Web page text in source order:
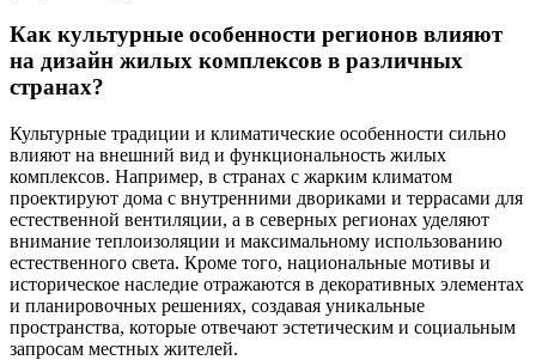
Как культурные особенности регионов влияют
на дизайн жилых комплексов в различных
странах?
Культурные традиции и климатические особенности сильно
влияют на внешний вид и функциональность жилых
комплексов. Например, в странах с жарким климатом
проектируют дома с внутренними двориками и террасами для
естественной вентиляции, а в северных регионах уделяют
внимание теплоизоляции и максимальному использованию
естественного света. Кроме того, национальные мотивы и
историческое наследие отражаются в декоративных элементах
и планировочных решениях, создавая уникальные
пространства, которые отвечают эстетическим и социальным
запросам местных жителей.